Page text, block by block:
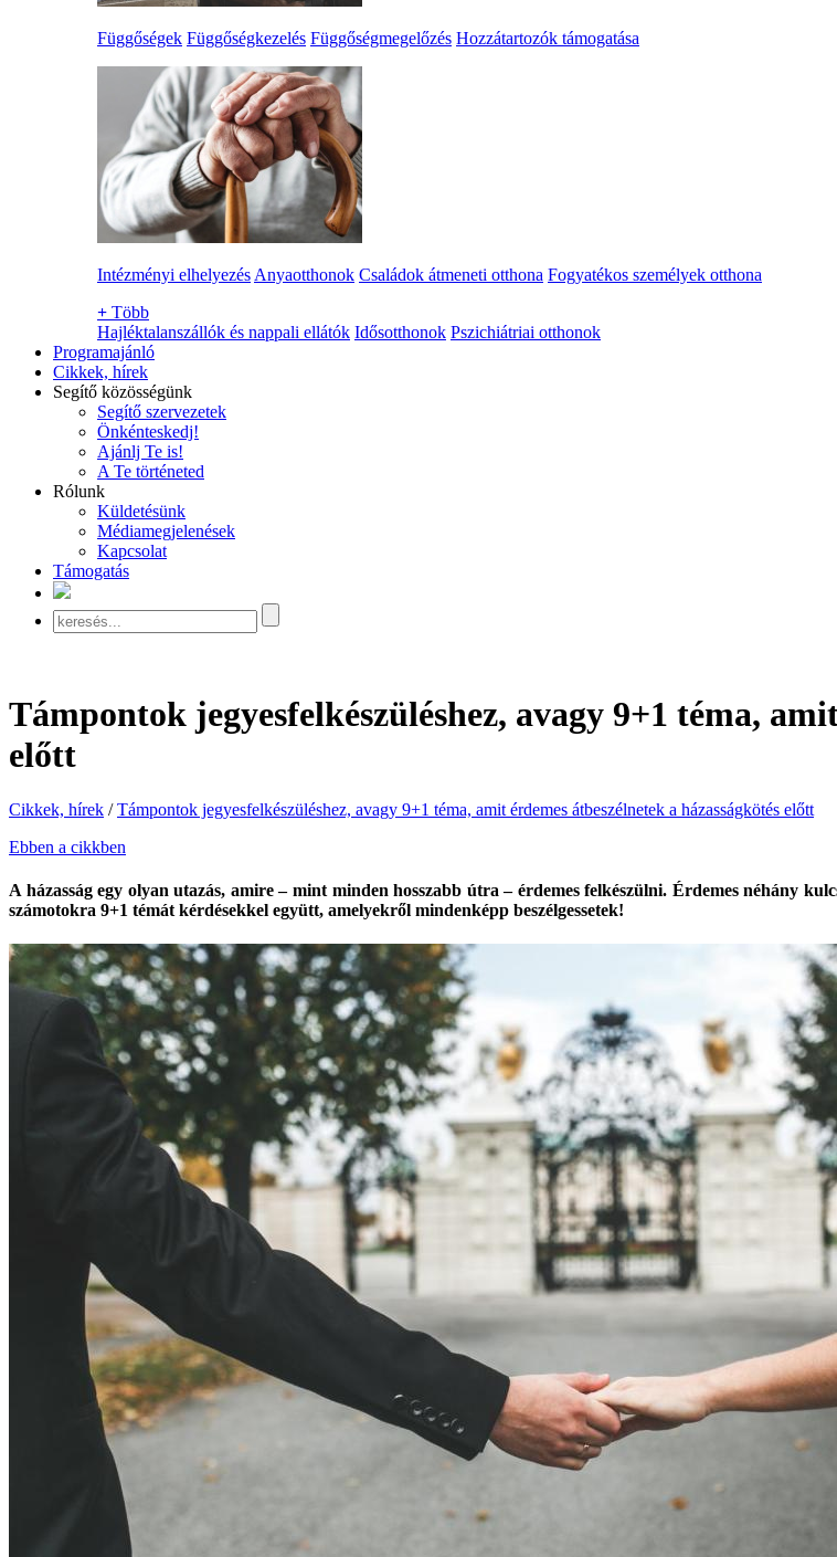
Függőségek Függőségkezelés Függőségmegelőzés Hozzátartozók támogatása
Intézményi elhelyezés Anyaotthonok Családok átmeneti otthona Fogyatékos személyek otthona
+ Több
Hajléktalanszállók és nappali ellátók Idősotthonok Pszichiátriai otthonok
Programajánló
Cikkek, hírek
Segítő közösségünk
Segítő szervezetek
Önkénteskedj!
Ajánlj Te is!
A Te történeted
Rólunk
Küldetésünk
Médiamegjelenések
Kapcsolat
Támogatás
Támpontok jegyesfelkészüléshez, avagy 9+1 téma,
előtt
Cikkek, hírek /Támpontok jegyesfelkészüléshez, avagy 9+1 téma, amit érdemes átbeszélnetek a házasságkötés előtt
Ebben a cikkben
A házasság egy olyan utazás, amire – mint minden hosszabb útra – érdemes felkészülni. Érdemes néhány
számotokra 9+1 témát kérdésekkel együtt, amelyekről mindenképp beszélgessetek!